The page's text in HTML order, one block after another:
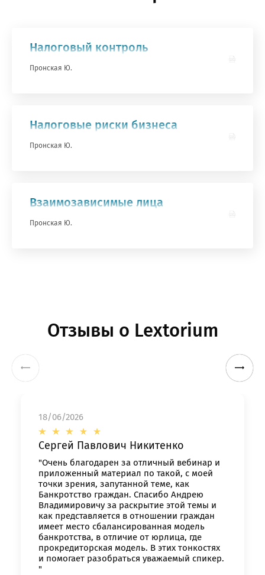
Налоговый контроль
Пронская Ю.
Налоговые риски бизнеса
Пронская Ю.
Взаимозависимые лица
Пронская Ю.
Отзывы о Lextorium
18/06/2026
Сергей Павлович Никитенко
"Очень благодарен за отличный вебинар и
приложенный материал по такой, с моей
точки зрения, запутанной теме, как
Банкротство граждан. Спасибо Андрею
Владимировичу за раскрытие этой темы и
как представляется в отношении граждан
имеет место сбалансированная модель
банкротства, в отличие от юрлица, где
прокредиторская модель. В этих тонкостях
и помогает разобраться уважаемый спикер.
"